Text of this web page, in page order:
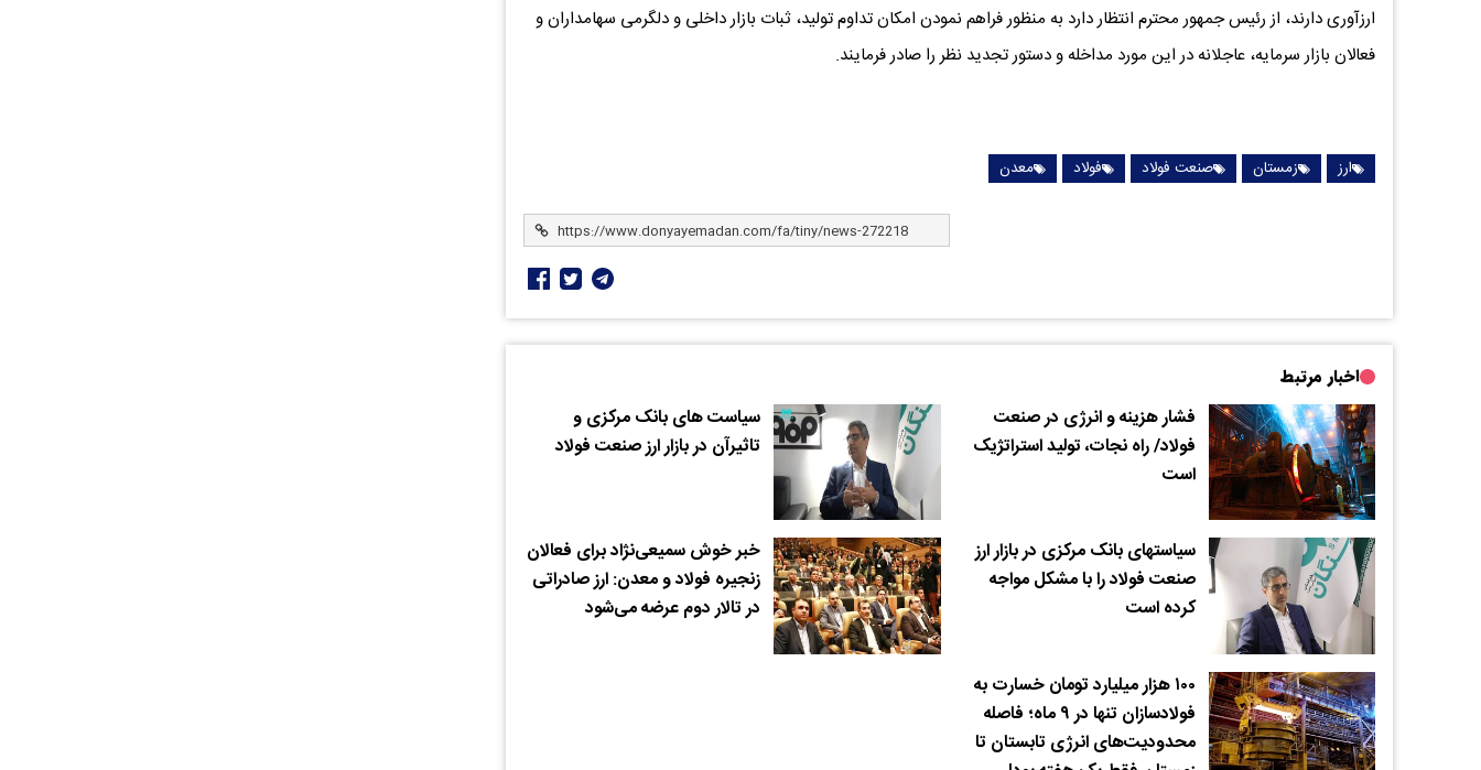
ارزآوری دارند، از رئیس جمهور محترم انتظار دارد به منظور فراهم نمودن امکان تداوم تولید، ثبات بازار داخلی و دلگرمی سهامداران و
فعالان بازار سرمایه، عاجلانه در این مورد مداخله و دستور تجدید نظر را صادر فرمایند.
ارز زمستان صنعت فولاد فولاد معدن
اخبار مرتبط
فشار هزینه و انرژی در صنعت
فولاد/ راه نجات، تولید استراتژیک
است
سیاست های بانک مرکزی و
تاثیرآن در‌ بازار ارز صنعت فولاد
سیاستهای بانک مرکزی در‌ بازار ارز
صنعت فولاد را با مشکل مواجه
کرده است
خبر خوش سمیعی‌نژاد برای فعالان
زنجیره فولاد و معدن: ارز صادراتی
در تالار دوم عرضه می‌شود
۱۰۰ هزار میلیارد تومان خسارت به
فولادسازان تنها در ۹ ماه؛ فاصله
محدودیت‌های انرژی تابستان تا